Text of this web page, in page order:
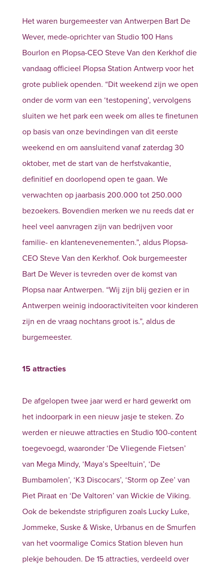
Het waren burgemeester van Antwerpen Bart De
Wever, mede-oprichter van Studio 100 Hans
Bourlon en Plopsa-CEO Steve Van den Kerkhof die
vandaag officieel Plopsa Station Antwerp voor het
grote publiek openden. “Dit weekend zijn we open
onder de vorm van een ‘testopening’, vervolgens
sluiten we het park een week om alles te finetunen
op basis van onze bevindingen van dit eerste
weekend en om aansluitend vanaf zaterdag 30
oktober, met de start van de herfstvakantie,
definitief en doorlopend open te gaan. We
verwachten op jaarbasis 200.000 tot 250.000
bezoekers. Bovendien merken we nu reeds dat er
heel veel aanvragen zijn van bedrijven voor
familie- en klantenevenementen.”, aldus Plopsa-
CEO Steve Van den Kerkhof. Ook burgemeester
Bart De Wever is tevreden over de komst van
Plopsa naar Antwerpen. “Wij zijn blij gezien er in
Antwerpen weinig indooractiviteiten voor kinderen
zijn en de vraag nochtans groot is.”, aldus de
burgemeester.
15 attracties
De afgelopen twee jaar werd er hard gewerkt om
het indoorpark in een nieuw jasje te steken. Zo
werden er nieuwe attracties en Studio 100-content
toegevoegd, waaronder ‘De Vliegende Fietsen’
van Mega Mindy, ‘Maya’s Speeltuin’, ‘De
Bumbamolen’, ‘K3 Discocars’, ‘Storm op Zee’ van
Piet Piraat en ‘De Valtoren’ van Wickie de Viking.
Ook de bekendste stripfiguren zoals Lucky Luke,
Jommeke, Suske & Wiske, Urbanus en de Smurfen
van het voormalige Comics Station bleven hun
plekje behouden. De 15 attracties, verdeeld over